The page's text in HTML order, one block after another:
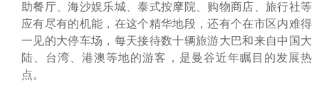
助餐厅、海沙娱乐城、泰式按摩院、购物商店、旅行社等
应有尽有的机能，在这个精华地段，还有个在市区内难得
一见的大停车场，每天接待数十辆旅游大巴和来自中国大
陆、台湾、港澳等地的游客，是曼谷近年瞩目的发展热
点。